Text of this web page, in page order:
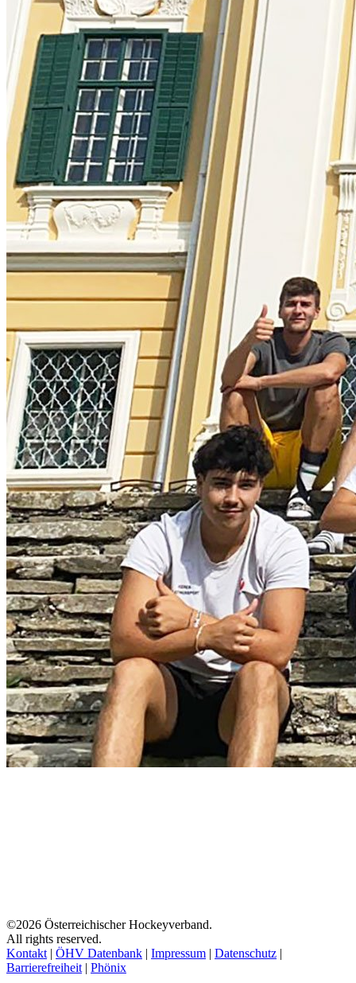
©2026 Österreichischer Hockeyverband.
All rights reserved.
Kontakt | ÖHV Datenbank | Impressum | Datenschutz |
Barrierefreiheit | Phönix